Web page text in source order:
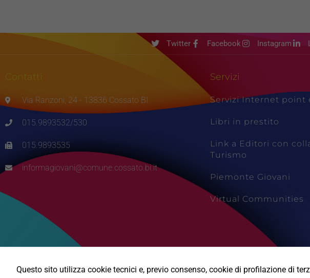
Twitter Facebook Instagram
Contatti
Via Ranzoni, 24 - 13836 Cossato BI
015.9893532/530
015.9893535
informagiovani@comune.cossato.bi.it
Servizi
Servizi Internet point
Libri in prestito
Link a Editori con
Turismo
Piemonte Giovani
Virtual Communities
Questo sito utilizza cookie tecnici e, previo consenso, cookie di profilazione di